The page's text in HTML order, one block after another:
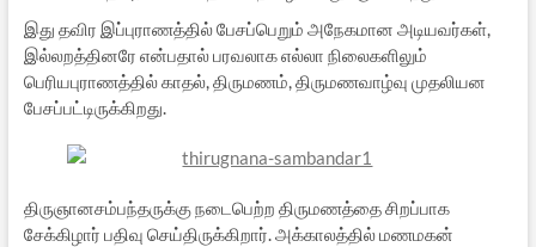
இது தவிர இப்புராணத்தில் பேசப்பெறும் அநேகமான அடியவர்கள்,
இல்லறத்தினரே என்பதால் பரவலாக எல்லா நிலைகளிலும்
பெரியபுராணத்தில் காதல், திருமணம், திருமணவாழ்வு முதலியன
பேசப்பட்டிருக்கிறது.
திருஞானசம்பந்தருக்கு நடைபெற்ற திருமணத்தை சிறப்பாக
சேக்கிழார் பதிவு செய்திருக்கிறார். அக்காலத்தில் மணமகன்